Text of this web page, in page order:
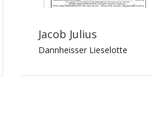
Jacob Julius
Dannheisser Lieselotte